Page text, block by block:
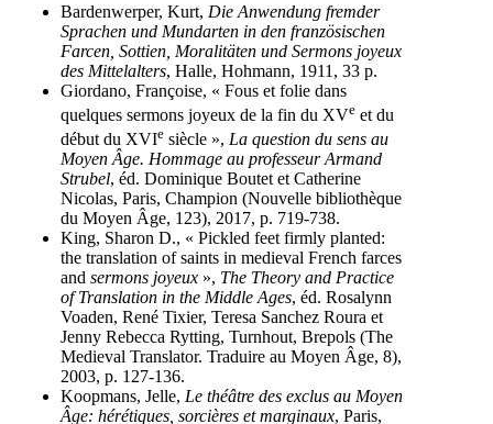
Bardenwerper, Kurt, Die Anwendung fremder
Sprachen und Mundarten in den französischen
Farcen, Sottien, Moralitäten und Sermons joyeux
des Mittelalters, Halle, Hohmann, 1911, 33 p.
Giordano, Françoise, « Fous et folie dans
quelques sermons joyeux de la fin du XVe et du
début du XVIe siècle », La question du sens au
Moyen Âge. Hommage au professeur Armand
Strubel, éd. Dominique Boutet et Catherine
Nicolas, Paris, Champion (Nouvelle bibliothèque
du Moyen Âge, 123), 2017, p. 719-738.
King, Sharon D., « Pickled feet firmly planted:
the translation of saints in medieval French farces
and sermons joyeux », The Theory and Practice
of Translation in the Middle Ages, éd. Rosalynn
Voaden, René Tixier, Teresa Sanchez Roura et
Jenny Rebecca Rytting, Turnhout, Brepols (The
Medieval Translator. Traduire au Moyen Âge, 8),
2003, p. 127-136.
Koopmans, Jelle, Le théâtre des exclus au Moyen
Âge: hérétiques, sorcières et marginaux, Paris,